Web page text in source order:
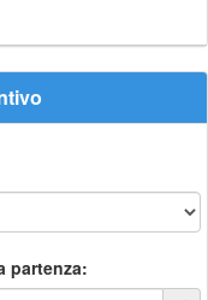
partenza: